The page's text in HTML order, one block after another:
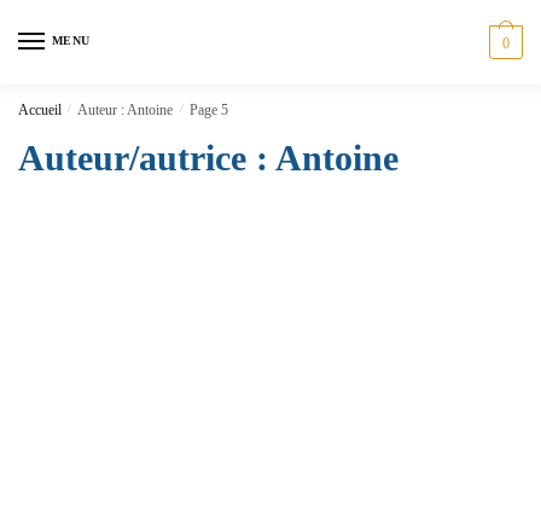
MENU 0
Accueil / Auteur : Antoine / Page 5
Auteur/autrice : Antoine